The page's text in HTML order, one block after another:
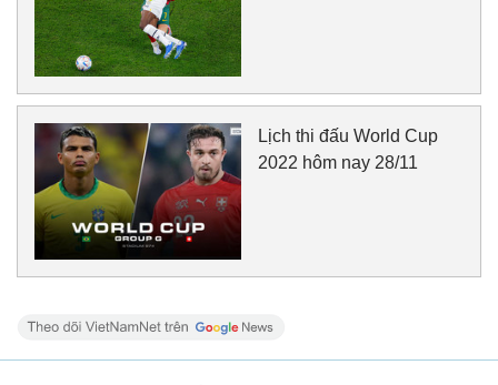
Lịch thi đấu World Cup
2022 hôm nay 28/11